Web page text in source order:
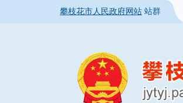
攀枝花市人民政府网站 站群